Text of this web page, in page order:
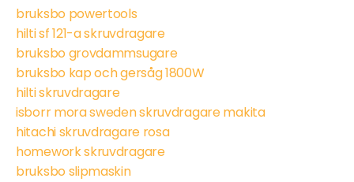
bruksbo powertools
hilti sf 121-a skruvdragare
bruksbo grovdammsugare
bruksbo kap och gersåg 1800W
hilti skruvdragare
isborr mora sweden skruvdragare makita
hitachi skruvdragare rosa
homework skruvdragare
bruksbo slipmaskin